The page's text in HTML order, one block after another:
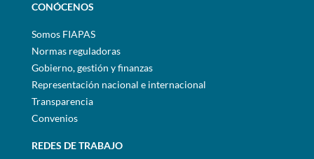
CONÓCENOS
Somos FIAPAS
Normas reguladoras
Gobierno, gestión y finanzas
Representación nacional e internacional
Transparencia
Convenios
REDES DE TRABAJO